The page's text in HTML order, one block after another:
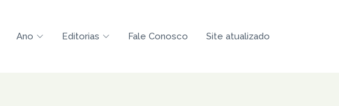
Ano Editorias Fale Conosco Site atualizado